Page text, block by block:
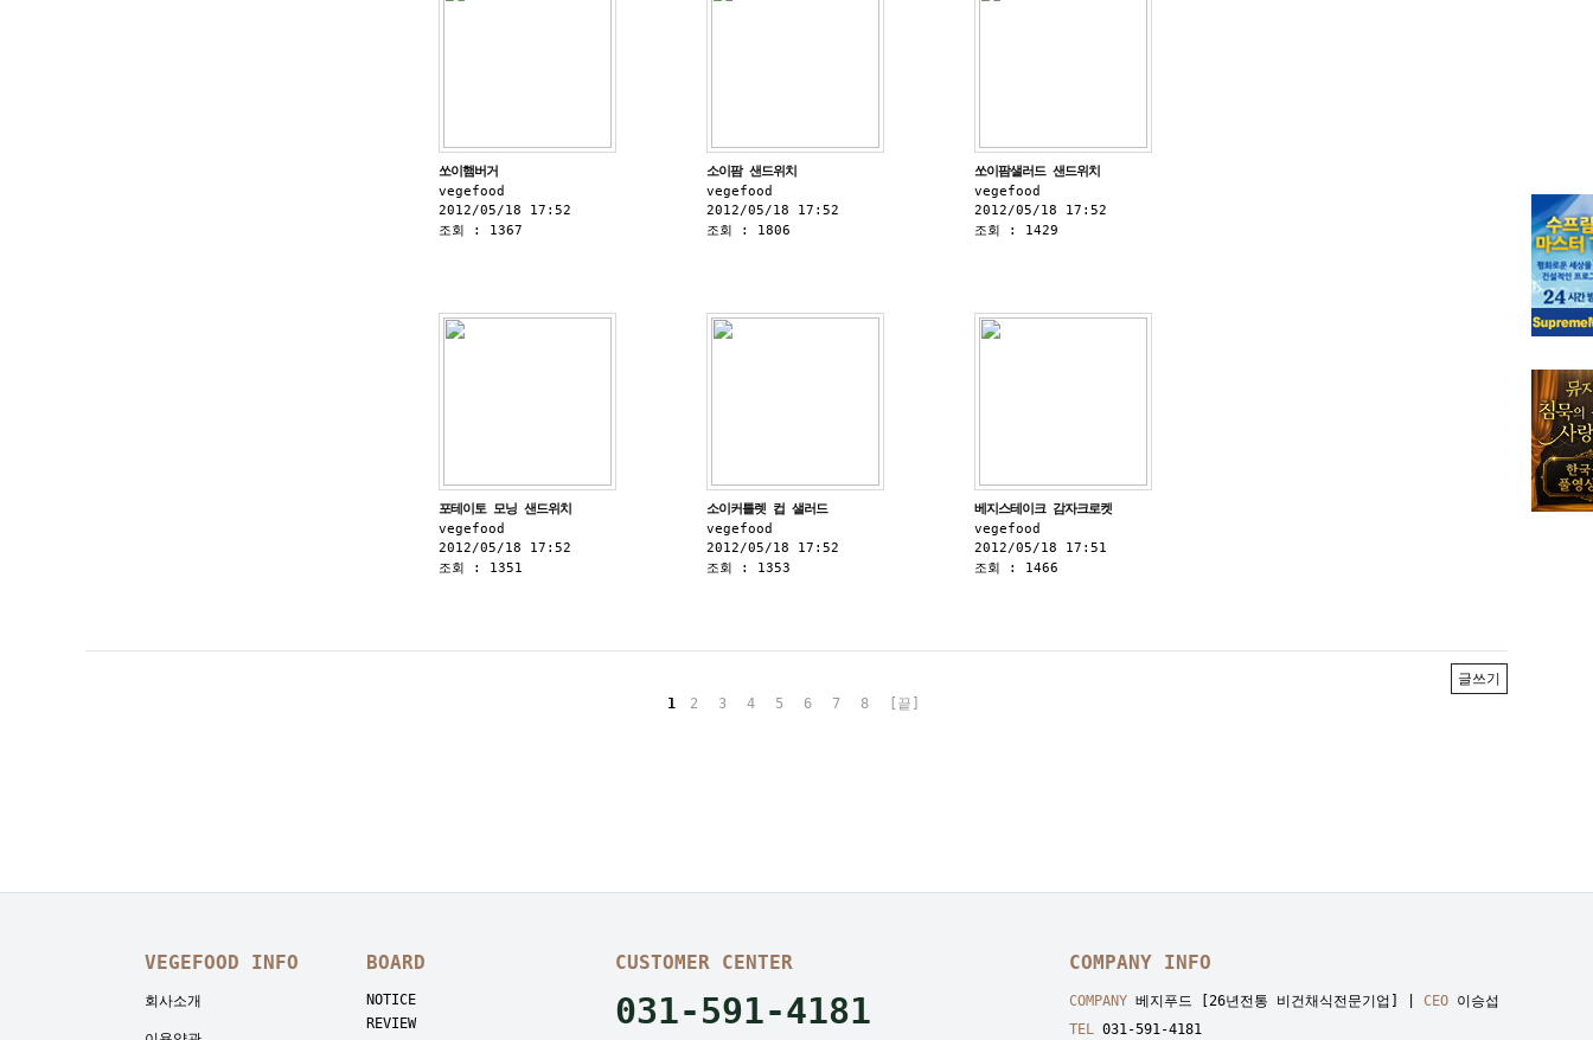
쏘이햄버거
vegefood
2012/05/18 17:52
조회 : 1367
소이팜 샌드위치
vegefood
2012/05/18 17:52
조회 : 1806
쏘이팜샐러드 샌드위치
vegefood
2012/05/18 17:52
조회 : 1429
포테이토 모닝 샌드위치
vegefood
2012/05/18 17:52
조회 : 1351
소이커틀렛 컵 샐러드
vegefood
2012/05/18 17:52
조회 : 1353
베지스테이크 감자크로켓
vegefood
2012/05/18 17:51
조회 : 1466
글쓰기
1
2 3 4 5 6 7 8 [끝]
VEGEFOOD INFO
회사소개
BOARD
NOTICE
REVIEW
CUSTOMER CENTER
031-591-4181
COMPANY INFO
COMPANY 베지푸드 [26년전통 비건채식전문기업] | CEO 이승섭
TEL
031-591-4181